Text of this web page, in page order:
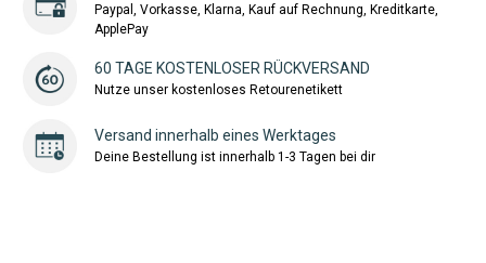
Paypal, Vorkasse, Klarna, Kauf auf Rechnung, Kreditkarte,
ApplePay
60 TAGE KOSTENLOSER RÜCKVERSAND
Nutze unser kostenloses Retourenetikett
Versand innerhalb eines Werktages
Deine Bestellung ist innerhalb 1-3 Tagen bei dir